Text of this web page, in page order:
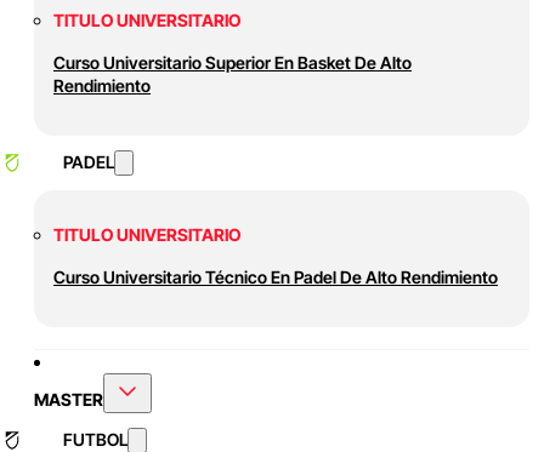
TITULO UNIVERSITARIO
Curso Universitario Superior En Basket De Alto
Rendimiento
PADEL
TITULO UNIVERSITARIO
Curso Universitario Técnico En Padel De Alto Rendimiento
MASTER
FUTBOL